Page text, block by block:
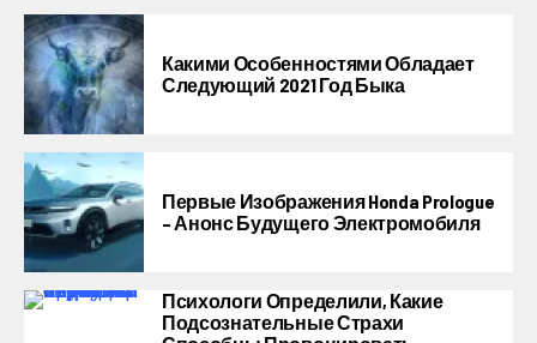
Какими Особенностями Обладает
Следующий 2021 Год Быка
Первые Изображения Honda Prologue
– Анонс Будущего Электромобиля
Психологи Определили, Какие
Подсознательные Страхи